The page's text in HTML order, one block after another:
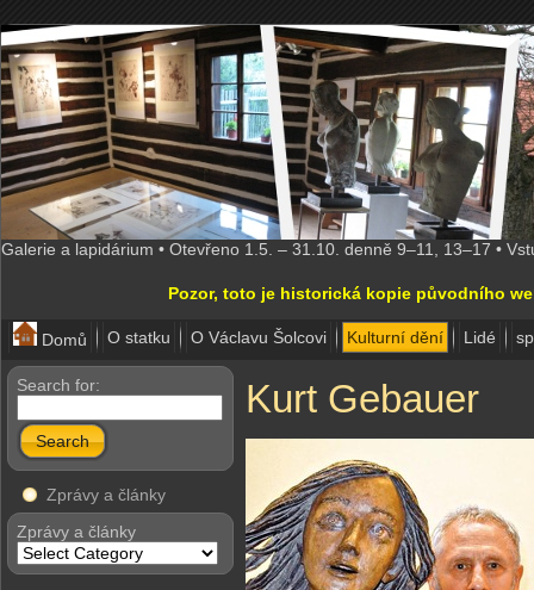
Galerie a lapidárium • Otevřeno 1.5. – 31.10. denně 9–11, 13–17 •
Pozor, toto je historická kopie původního
Domů O statku O Václavu Šolcovi Kulturní dění Lidé
Search for:
Search
Zprávy a články
Zprávy a články
Kurt Gebauer